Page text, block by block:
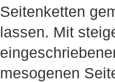
Seitenketten
lassen. Mit
mesogenen